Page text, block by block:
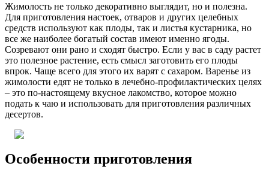
Жимолость не только декоративно выглядит, но и полезна.
Для приготовления настоек, отваров и других целебных
средств используют как плоды, так и листья кустарника, но
все же наиболее богатый состав имеют именно ягоды.
Созревают они рано и сходят быстро. Если у вас в саду растет
это полезное растение, есть смысл заготовить его плоды
впрок. Чаще всего для этого их варят с сахаром. Варенье из
жимолости едят не только в лечебно-профилактических целях
– это по-настоящему вкусное лакомство, которое можно
подать к чаю и использовать для приготовления различных
десертов.
Особенности приготовления